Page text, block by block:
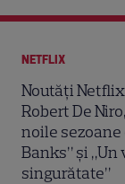
NETFLIX
Noutăți
Robert De
noile sezoane
Banks” și „Un
singurătate”